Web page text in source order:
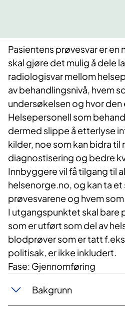
Pasientens prøvesvar er en
skal gjøre det mulig å dele
radiologisvar mellom
av behandlingsnivå, hvem
undersøkelsen og hvor den
Helsepersonell som
dermed slippe å etterlyse
kilder, noe som kan bidra til
diagnostisering og bedre
Innbyggere vil få tilgang til
helsenorge.no, og kan ta
prøvesvarene og hvem
I utgangspunktet skal bare
som er utført som del av
blodprøver som er tatt
politisak, er ikke inkludert.
Fase: Gjennomføring
Bakgrunn